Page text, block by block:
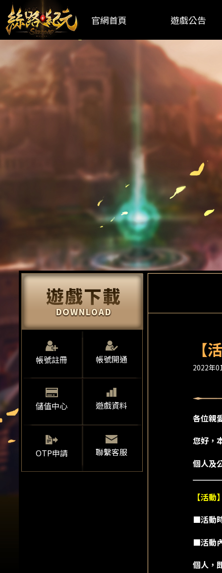
官網首頁 遊戲公告
帳號註冊 帳號開通
儲值中心 遊戲資料
OTP申請 聯繫客服
【
2022年
各位親
您好，
個人及
【活
■活動
■活動
個人，